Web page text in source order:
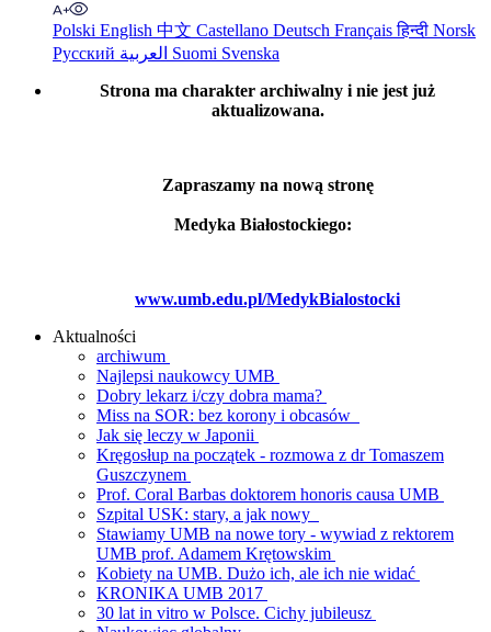
Polski English 中文 Castellano Deutsch Françaisहिन्दी Norsk
Русский
Suomi Svenska
Strona ma charakter archiwalny i nie jest już
aktualizowana.
Zapraszamy na nową stronę
Medyka Białostockiego:
www.umb.edu.pl/MedykBialostocki
Aktualności
archiwum
Najlepsi naukowcy UMB
Dobry lekarz i/czy dobra mama?
Miss na SOR: bez korony i obcasów
Jak się leczy w Japonii
Kręgosłup na początek - rozmowa z dr Tomaszem
Guszczynem
Prof. Coral Barbas doktorem honoris causa UMB
Szpital USK: stary, a jak nowy
Stawiamy UMB na nowe tory - wywiad z rektorem
UMB prof. Adamem Krętowskim
Kobiety na UMB. Dużo ich, ale ich nie widać
KRONIKA UMB 2017
30 lat in vitro w Polsce. Cichy jubileusz